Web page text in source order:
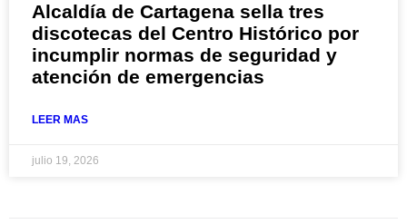
Alcaldía de Cartagena sella tres
discotecas del Centro Histórico por
incumplir normas de seguridad y
atención de emergencias
LEER MAS
julio 19, 2026